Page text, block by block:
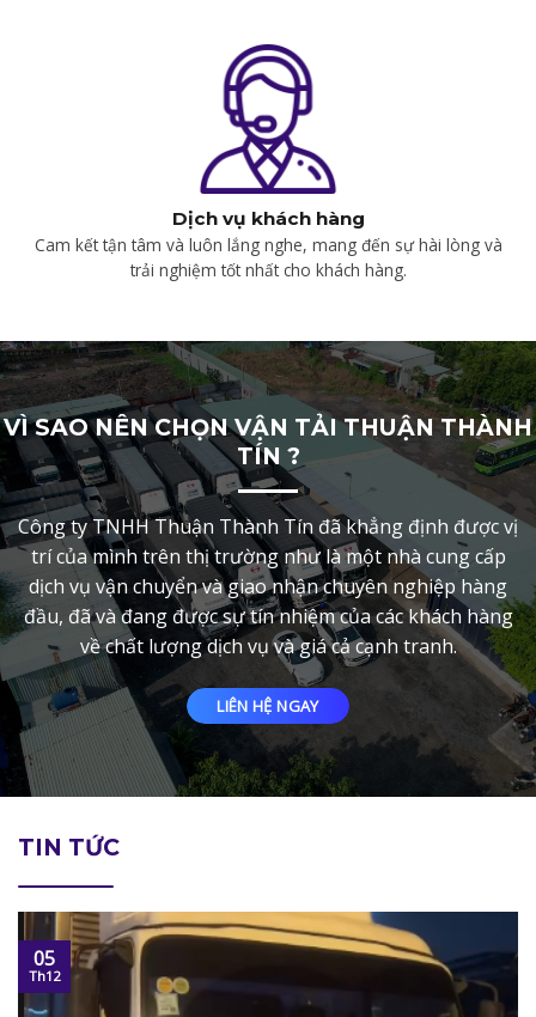
Dịch vụ khách hàng
Cam kết tận tâm và luôn lắng nghe, mang đến sự hài lòng và
trải nghiệm tốt nhất cho khách hàng.
VÌ SAO NÊN CHỌN VẬN TẢI THUẬN THÀNH
TÍN ?
Công ty TNHH Thuận Thành Tín đã khẳng định được vị
trí của mình trên thị trường như là một nhà cung cấp
dịch vụ vận chuyển và giao nhận chuyên nghiệp hàng
đầu, đã và đang được sự tín nhiệm của các khách hàng
về chất lượng dịch vụ và giá cả cạnh tranh.
LIÊN HỆ NGAY
TIN TỨC
05
Th12